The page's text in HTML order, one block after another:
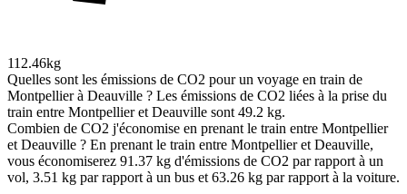
112.46kg
Quelles sont les émissions de CO2 pour un voyage en train de
Montpellier à Deauville ? Les émissions de CO2 liées à la prise du
train entre Montpellier et Deauville sont 49.2 kg.
Combien de CO2 j'économise en prenant le train entre Montpellier
et Deauville ? En prenant le train entre Montpellier et Deauville,
vous économiserez 91.37 kg d'émissions de CO2 par rapport à un
vol, 3.51 kg par rapport à un bus et 63.26 kg par rapport à la voiture.